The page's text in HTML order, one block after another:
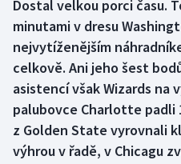
Curling
Dostihy
Florbal
Futsal
Dostal velkou porci času.
minutami v dresu
nejvytíženějším
celkově. Ani jeho šest
asistencí však Wizards na
palubovce Charlotte padli
z Golden State vyrovnali
výhrou v řadě, v Chicagu